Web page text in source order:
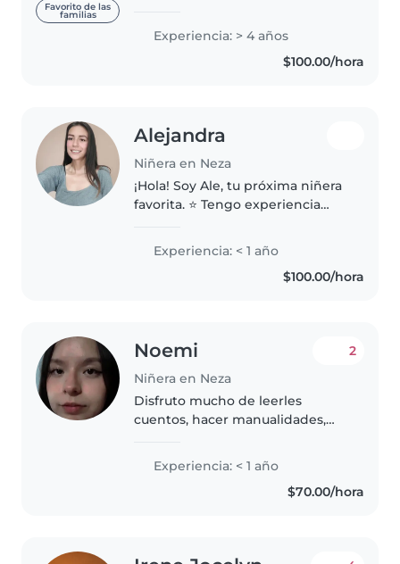
Favorito de las
familias
bebés hasta niños en edad
escolar. He trabajado con niños
con necesidades especiales
Experiencia: > 4 años
$100.00/hora
Alejandra
Niñera en Neza
¡Hola! Soy Ale, tu próxima niñera
favorita. ⭐ Tengo experiencia
superpoder es convertir una
tarde normal en una aventura
llena de imaginación. Me
Experiencia: < 1 año
$100.00/hora
Noemi
Niñera en Neza
2
Disfruto mucho de leerles
cuentos, hacer manualidades,
juegos. Me considero una
persona responsable, divertida y
amigable. Estoy cursando la
Experiencia: < 1 año
$70.00/hora